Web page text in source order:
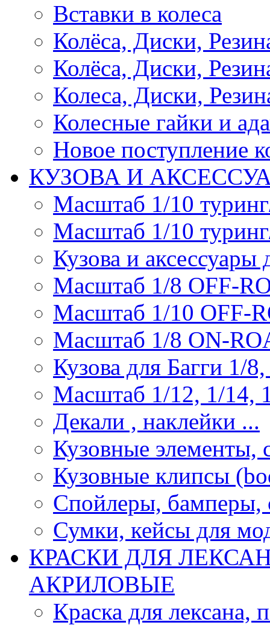
Вставки в колеса
Колёса, Диски,
Колёса, Диски,
Колеса, Диски,
Колесные гайки и
Новое поступление
КУЗОВА И
Масштаб 1/10
Масштаб 1/10
Кузова и
Масштаб 1/8 OFF-
Масштаб 1/10 OFF-
Масштаб 1/8 ON-
Кузова для Багги 1/
Масштаб 1/12, 1/14,
Декали , наклейки ...
Кузовные элементы,
Кузовные клипсы
Спойлеры, бамперы,
Сумки, кейсы для
КРАСКИ ДЛЯ
АКРИЛОВЫЕ
Краска для лексана,